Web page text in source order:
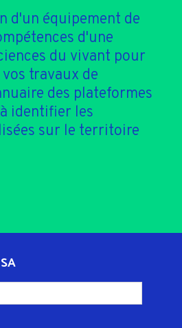
d'un équipement de
d'une
du vivant pour
travaux de
des plateformes
identifier les
sur le territoire